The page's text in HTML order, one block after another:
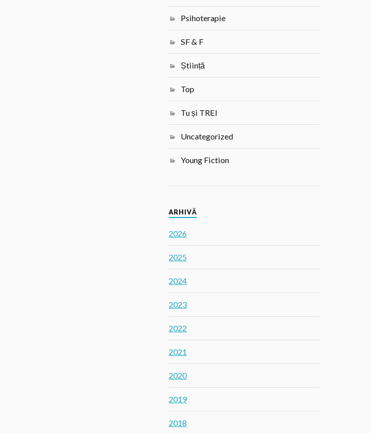
Psihoterapie
SF & F
Știință
Top
Tu și TREI
Uncategorized
Young Fiction
ARHIVĂ
2026
2025
2024
2023
2022
2021
2020
2019
2018